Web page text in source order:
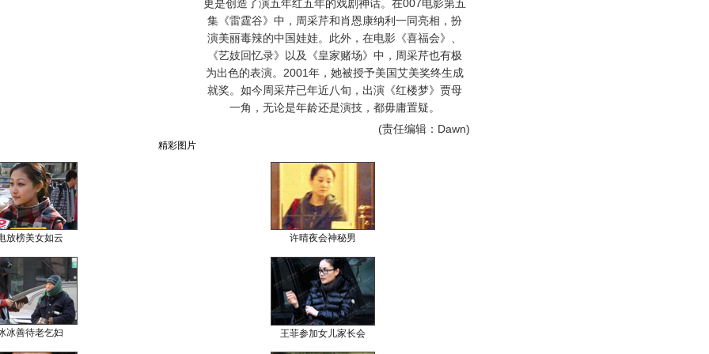
更是创造了演五年红五年的戏剧神话。在007电影第五
集《雷霆谷》中，周采芹和肖恩康纳利一同亮相，扮
演美丽毒辣的中国娃娃。此外，在电影《喜福会》、
《艺妓回忆录》以及《皇家赌场》中，周采芹也有极
为出色的表演。2001年，她被授予美国艾美奖终生成
就奖。如今周采芹已年近八旬，出演《红楼梦》贾母
一角，无论是年龄还是演技，都毋庸置疑。
(责任编辑：Dawn)
精彩图片
放榜美女如云 许晴夜会神秘男
冰善待老乞妇 王菲参加女儿家长会